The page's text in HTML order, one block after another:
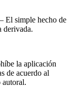
El simple hecho de
derivada.
la aplicación
de acuerdo al